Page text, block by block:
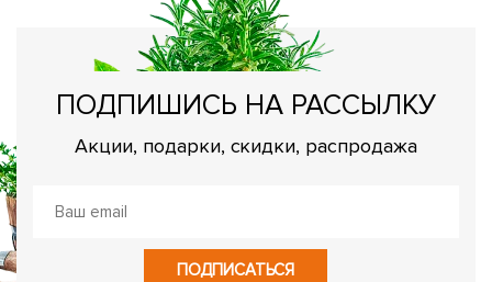
ПОДПИШИСЬ НА РАССЫЛКУ
Акции, подарки, скидки, распродажа
ПОДПИСАТЬСЯ